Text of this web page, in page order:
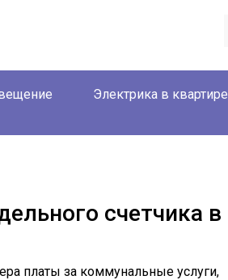
Электрика в квартире
счетчика в
платы за коммунальные услуги,